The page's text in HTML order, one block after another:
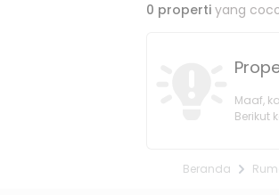
0 properti yang
Maaf,
Berikut
Beranda